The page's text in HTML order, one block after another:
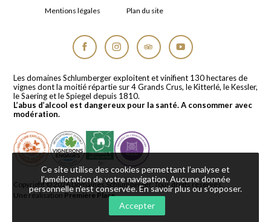
Mentions légales
Plan du site
Les domaines Schlumberger exploitent et vinifient 130 hectares de
vignes dont la moitié répartie sur 4 Grands Crus, le Kitterlé, le Kessler,
le Saering et le Spiegel depuis 1810.
L’abus d’alcool est dangereux pour la santé. A consommer avec
modération.
Copyright © 2026 Domaines Schlumberger. Tous droits réservés.
Une réalisation Première Place
Ce site utilise des cookies permettant l’analyse et
l’amélioration de votre navigation. Aucune donnée
personnelle n’est conservée.En savoir plus ou s’opposer.
Accepter